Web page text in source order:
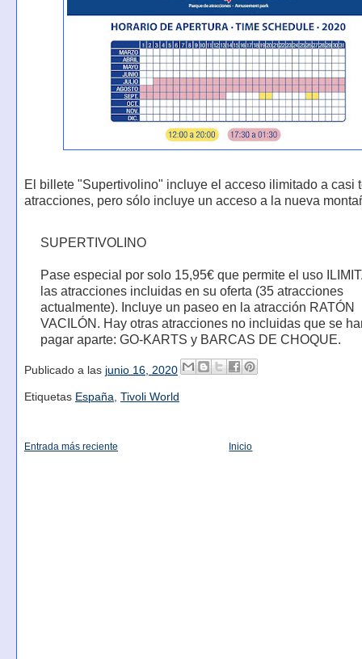
El billete "Supertivolino" incluye el acceso ilimitado a casi
atracciones, pero sólo incluye un acceso a la nueva
SUPERTIVOLINO
Pase especial por solo 15,95€ que permite el uso
las atracciones incluidas en su oferta (35 atracciones
actualmente). Incluye un paseo en la atracción RATÓN
VACILÓN. Hay otras atracciones no incluidas que se
pagar aparte: GO-KARTS y BARCAS DE CHOQUE.
Publicado a las junio 16, 2020
Etiquetas España, Tivoli World
Entrada más reciente Inicio